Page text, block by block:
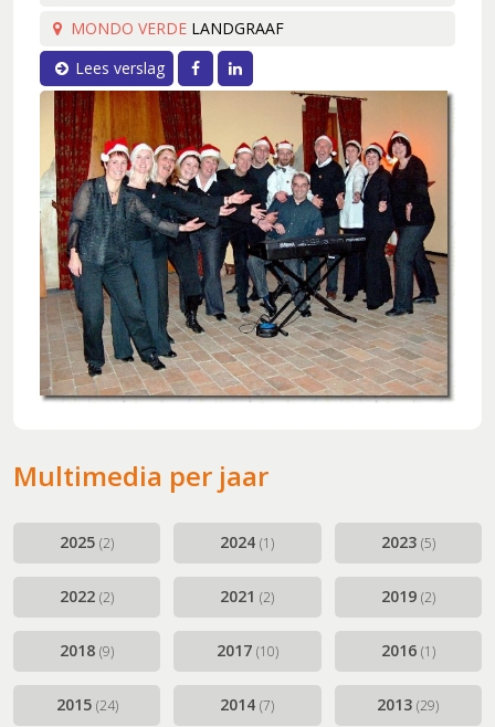
MONDO VERDE LANDGRAAF
Lees verslag
Facebook
Multimedia per jaar
2025(2) 2024(1) 2023 (5)
2022(2) 2021(2) 2019 (2)
2018(9) 2017 (10) 2016 (1)
2015 (24) 2014(7) 2013(29)